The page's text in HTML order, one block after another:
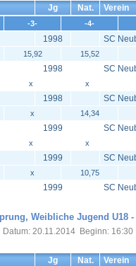
Jg Nat. Verein
-3- -4-
1998 SC
15,92 15,52
1998 SC
x x
1998 SC
x 14,34
1999 SC
x x
1999 SC
x 10,75
1999 SC
Weibliche Jugend U18
Datum: 20.11.2014 Beginn: 16:30
Jg Nat. Verein